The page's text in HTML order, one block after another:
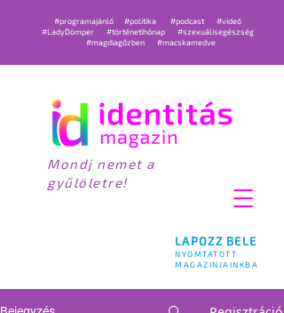
LAPOZZ BELE
NYOMTATOTT
MAGAZINJAINKBA
#programajánló #politika #podcast
#videó
#LadyDömper
#történetihónap
#szexuálisegészség
#magdiagőzben
#macskamedve
Mondj nemet a
gyűlöletre!